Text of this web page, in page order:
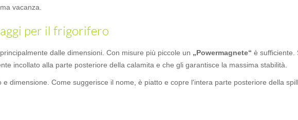
vacanza.
per il frigorifero
dalle dimensioni. Con misure più piccole un „Powermagnete“ è sufficiente.
incollato alla parte posteriore della calamita e che gli garantisce la massima stabilità.
dimensione. Come suggerisce il nome, è piatto e copre l'intera parte posteriore della